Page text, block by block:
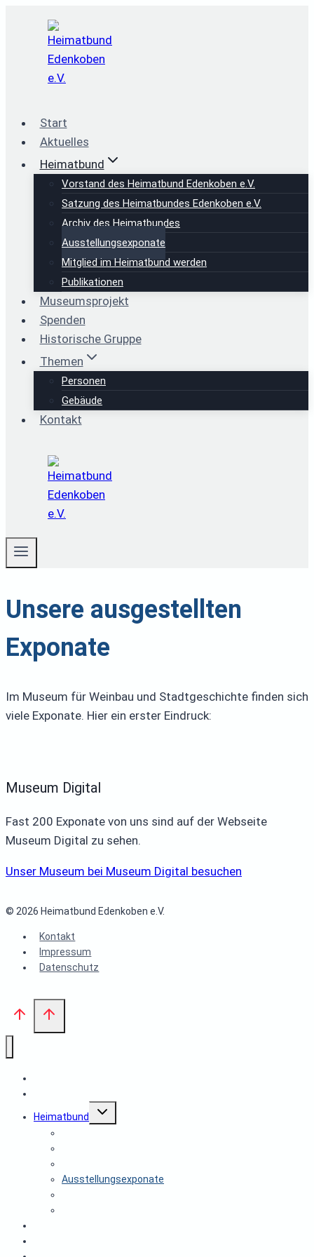
springen
Start
Aktuelles
Heimatbund
Vorstand des Heimatbund Edenkoben e.V.
Satzung des Heimatbundes Edenkoben e.V.
Archiv des Heimatbundes
Ausstellungsexponate
Mitglied im Heimatbund werden
Publikationen
Museumsprojekt
Spenden
Historische Gruppe
Themen
Personen
Gebäude
Kontakt
Unsere ausgestellten
Exponate
Im Museum für Weinbau und Stadtgeschichte finden sich
viele Exponate. Hier ein erster Eindruck:
Museum Digital
Fast 200 Exponate von uns sind auf der Webseite
Museum Digital zu sehen.
Unser Museum bei Museum Digital besuchen
© 2026 Heimatbund Edenkoben e.V.
Kontakt
Impressum
Datenschutz
Heimatbund
Untermenü
Ausstellungsexponate